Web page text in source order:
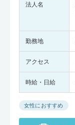
法人名
勤務地
アクセス
時給・日給
女性におすすめ